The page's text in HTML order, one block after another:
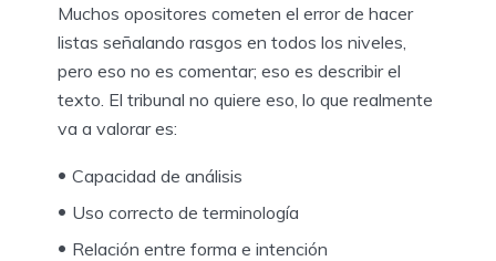
Muchos opositores cometen el error de hacer
listas señalando rasgos en todos los niveles,
pero eso no es comentar; eso es describir el
texto. El tribunal no quiere eso, lo que realmente
va a valorar es:
Capacidad de análisis
Uso correcto de terminología
Relación entre forma e intención